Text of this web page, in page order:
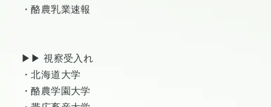
・酪農乳業速報
▶︎▶︎ 視察受入れ
・北海道大学
・酪農学園大学